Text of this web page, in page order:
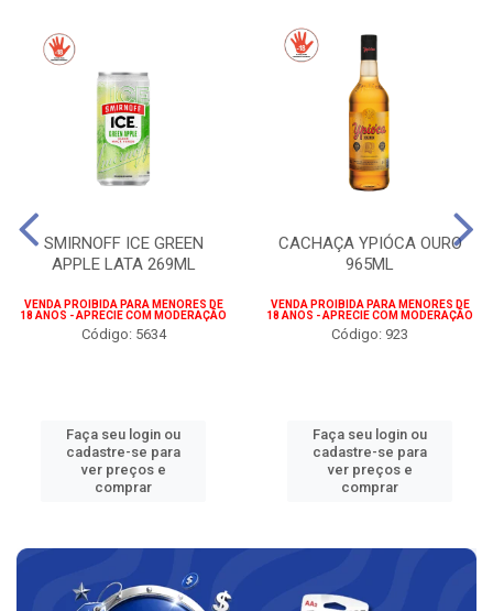
SMIRNOFF ICE GREEN
APPLE LATA 269ML
VENDA PROIBIDA PARA MENORES DE
18 ANOS - APRECIE COM MODERAÇÃO
Código: 5634
Faça seu login ou
cadastre-se para
ver preços e
comprar
CACHAÇA YPIÓCA OURO
965ML
VENDA PROIBIDA PARA MENORES DE
18 ANOS - APRECIE COM MODERAÇÃO
Código: 923
Faça seu login ou
cadastre-se para
ver preços e
comprar